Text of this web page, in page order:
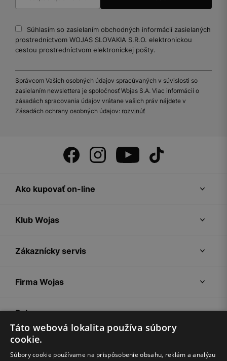
Súhlasím so zasielaním obchodných informácií zasielaných
prostredníctvom WOJAS SLOVAKIA S.R.O. elektronickou
cestou prostredníctvom elektronickej pošty.
Správcom Vašich osobných údajov spracúvaných v súvislosti so
zasielaním newslettera je spoločnosť Wojas S.A. Viac informácií o
zásadách spracovania údajov vrátane vašich práv nájdete v
Zásadách ochrany osobných údajov: rozvinúť
Ako kupovať on-line
Klub Wojas
Zákaznícky servis
Firma Wojas
Pokyny
Táto webová lokalita používa súbory
cookie.
Súbory cookie používame na prispôsobenie obsahu, reklám a analýzu